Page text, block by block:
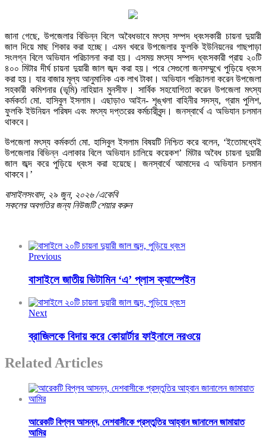
জানা গেছে, উপজেলার বিভিন্ন বিলে অবৈধভাবে মৎস্য সম্পদ ধ্বংসকারী চায়না দুয়ারী
জাল দিয়ে মাছ শিকার করা হচ্ছে। এমন খবরে উপজেলার ফুলকি ইউনিয়নের গাছপাড়া
সংলগ্ন বিলে অভিযান পরিচালনা করা হয়। এসময়মৎস্য সম্পদ ধ্বংসকারী প্রায় ২০টি
৪০০ মিটার দীর্ঘ চায়না দুয়ারী জাল জব্দ করা হয়। পরে সেগুলো জনসম্মুখে পুড়িয়ে ধ্বংস
করা হয়। যার বাজার মূল্য আনুমানিক এক লাখ টাকা। অভিযান পরিচালনা করেন উপজেলা
সহকারী কমিশনার (ভূমি) নাহিয়ান মুনসীফ। সার্বিক সহযোগিতা করেন উপজেলা মৎস্য
কর্মকর্তা মো. হাসিবুল ইসলাম। এছাড়াও আইন- শৃঙ্খলা বাহিনীর সদস্য, গ্রাম পুলিশ,
ফুলকি ইউনিয়ন পরিষদ এবং মৎস্য দপ্তরের কর্মচারীবৃন্দ। জনস্বার্থে এ অভিযান চলমান
থাকবে।
উপজেলা মৎস্য কর্মকর্তা মো. হাসিবুল ইসলাম বিষয়টি নিশ্চিত করে বলেন, ‘ইতোমধ্যেই
উপজেলার বিভিন্ন এলাকার বিলে অভিযান চালিয়ে কয়েকশ’ মিটার অবৈধ চায়না দুয়ারী
জাল জব্দ করে পুড়িয়ে ধ্বংস করা হয়েছে। জনস্বার্থে আমাদের এ অভিযান চলমান
থাকবে।’
বাসাইলসংবাদ, ২৯ জুন, ২০২৬ /একেবি
সকলের অবগতির জন্য নিউজটি শেয়ার করুন
Previous
বাসাইলে জাতীয় ভিটামিন ‘এ’ প্লাস ক্যাম্পেইন
Next
ব্রাজিলকে বিদায় করে কোয়ার্টার ফাইনালে নরওয়ে
Related Articles
আরেকটি বিপ্লব আসন্ন, দেশবাসীকে প্রস্তুতির আহ্বান জানালেন জামায়াত
আমির